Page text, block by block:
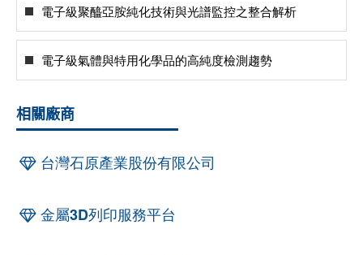
電子級聚醯亞胺純化技術與光譜監控之整合解析
電子級氣體與特用化學品的高純度檢測趨勢
相關廠商
台灣石原產業股份有限公司
金屬3D列印服務平台